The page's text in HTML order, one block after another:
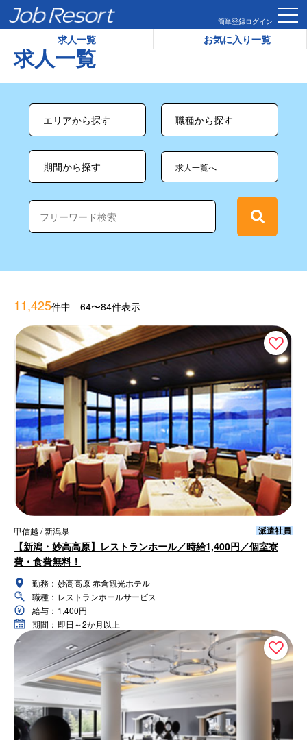
簡単登録ログイン
求人一覧 お気に入り一覧
HOME 求人一覧
求人一覧
求人一覧へ
11,425件中 64〜84件表示
甲信越 / 新潟県 派遣社員
【新潟・妙高高原】レストランホール／時給1,400円／個室寮
費・食費無料！
勤務： 妙高高原 赤倉観光ホテル
職種： レストランホールサービス
給与： 1,400円
期間： 即日～2か月以上